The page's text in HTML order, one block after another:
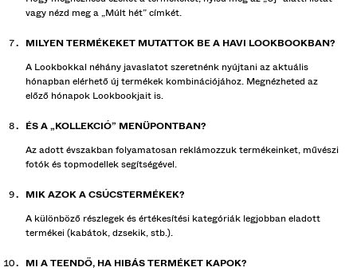
vagy nézd meg a „Múlt hét” címkét.
MILYEN TERMÉKEKET MUTATTOK BE A HAVI LOOKBOOKBAN?
A Lookbokkal néhány javaslatot szeretnénk nyújtani az aktuális
hónapban elérhető új termékek kombinációjához. Megnézheted az
előző hónapok Lookbookjait is.
ÉS A „KOLLEKCIÓ” MENÜPONTBAN?
Az adott évszakban folyamatosan reklámozzuk termékeinket, művészi
fotók és topmodellek segítségével.
MIK AZOK A CSÚCSTERMÉKEK?
A különböző részlegek és értékesítési kategóriák legjobban eladott
termékei (kabátok, dzsekik, stb.).
MI A TEENDŐ, HA HIBÁS TERMÉKET KAPOK?